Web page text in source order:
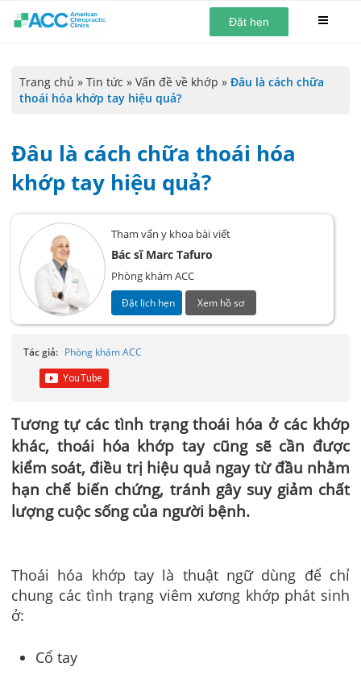
Đặt hẹn
Trang chủ » Tin tức » Vấn đề về khớp » Đâu là cách chữa
thoái hóa khớp tay hiệu quả?
Đâu là cách chữa thoái hóa
khớp tay hiệu quả?
Tham vấn y khoa bài viết
Bác sĩ Marc Tafuro
Phòng khám ACC
Đặt lịch hẹn Xem hồ sơ
Tác giả: Phòng khám ACC
Tương tự các tình trạng thoái hóa ở các khớp
khác, thoái hóa khớp tay cũng sẽ cần được
kiểm soát, điều trị hiệu quả ngay từ đầu nhằm
hạn chế biến chứng, tránh gây suy giảm chất
lượng cuộc sống của người bệnh.
Thoái hóa khớp tay là thuật ngữ dùng để chỉ
chung các tình trạng viêm xương khớp phát sinh
ở:
Cổ tay